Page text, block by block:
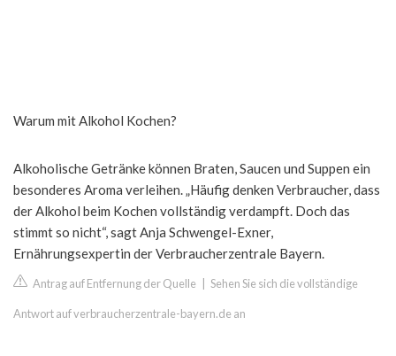
Warum mit Alkohol Kochen?
Alkoholische Getränke können Braten, Saucen und Suppen ein
besonderes Aroma verleihen. „Häufig denken Verbraucher, dass
der Alkohol beim Kochen vollständig verdampft. Doch das
stimmt so nicht“, sagt Anja Schwengel-Exner,
Ernährungsexpertin der Verbraucherzentrale Bayern.
Antrag auf Entfernung der Quelle Sehen Sie sich die vollständige
Antwort auf verbraucherzentrale-bayern.de an